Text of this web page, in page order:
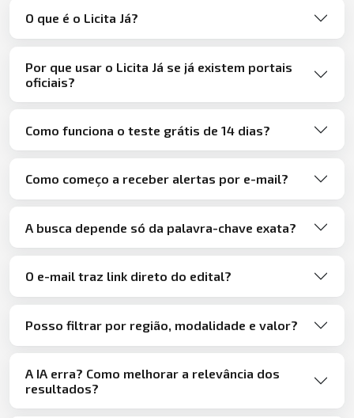
O que é o Licita Já?
Por que usar o Licita Já se já existem portais
oficiais?
Como funciona o teste grátis de 14 dias?
Como começo a receber alertas por e-mail?
A busca depende só da palavra-chave exata?
O e-mail traz link direto do edital?
Posso filtrar por região, modalidade e valor?
A IA erra? Como melhorar a relevância dos
resultados?